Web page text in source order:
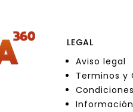
LEGAL
Aviso legal
Terminos y